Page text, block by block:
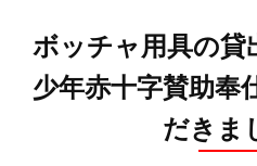
ボッチャ用具の貸
少年赤十字賛助奉
だきま